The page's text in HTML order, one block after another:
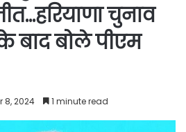
चुनाव
बाद बोले पीएम
8, 2024 1 minute read